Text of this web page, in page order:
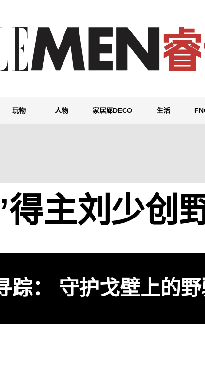
玩物 人物 家居廊DECO 生活
得主刘少创
踪： 守护戈壁上的